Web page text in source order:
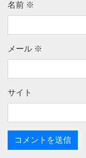
名前 ※
メール ※
サイト